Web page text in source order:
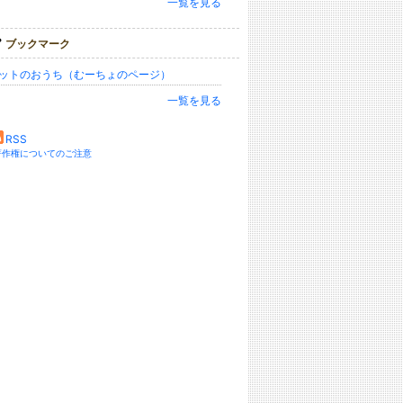
ブックマーク
トのおうち（むーちょのページ）
一覧を見る
RSS
権についてのご注意